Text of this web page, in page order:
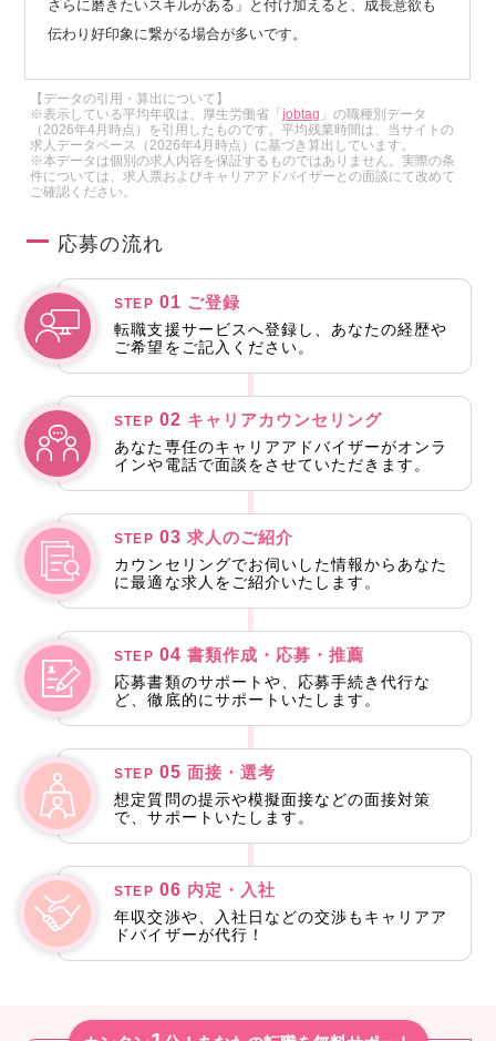
さらに磨きたいスキルがある」と付け加えると、成長意欲も
伝わり好印象に繋がる場合が多いです。
【データの引用・算出について】
※表示している平均年収は、厚生労働省「jobtag 」の職種別データ
（2026年4月時点）を引用したものです。平均残業時間は、当サイトの
求人データベース（2026年4月時点）に基づき算出しています。
※本データは個別の求人内容を保証するものではありません。実際の条
件については、求人票およびキャリアアドバイザーとの面談にて改めて
ご確認ください。
応募の流れ
STEP 01 ご登録
転職支援サービスへ登録し、あなたの経歴や
ご希望をご記入ください。
STEP 02 キャリアカウンセリング
あなた専任のキャリアアドバイザーがオンラ
インや電話で面談をさせていただきます。
STEP 03 求人のご紹介
カウンセリングでお伺いした情報からあなた
に最適な求人をご紹介いたします。
STEP 04 書類作成・応募・推薦
応募書類のサポートや、応募手続き代行な
ど、徹底的にサポートいたします。
STEP 05 面接・選考
想定質問の提示や模擬面接などの面接対策
で、サポートいたします。
STEP 06 内定・入社
年収交渉や、入社日などの交渉もキャリアア
ドバイザーが代行！